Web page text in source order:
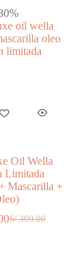
S/ 150.00.
S/ 120.00.
Oil Wella
Limitada
Mascarilla +
S/300.00
El
El